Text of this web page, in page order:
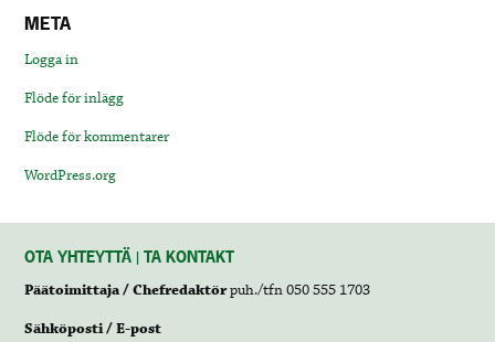
META
Logga in
Flöde för inlägg
Flöde för kommentarer
WordPress.org
OTA YHTEYTTÄ | TA KONTAKT
Päätoimittaja / Chefredaktörpuh./tfn 050 555 1703
Sähköposti / E-post